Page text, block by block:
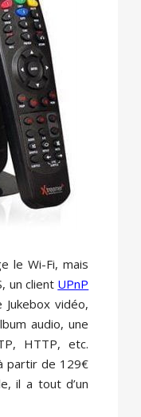
le Wi-Fi, mais
un client UPnP
Jukebox vidéo,
audio, une
HTTP, etc.
partir de 129€
il a tout d’un